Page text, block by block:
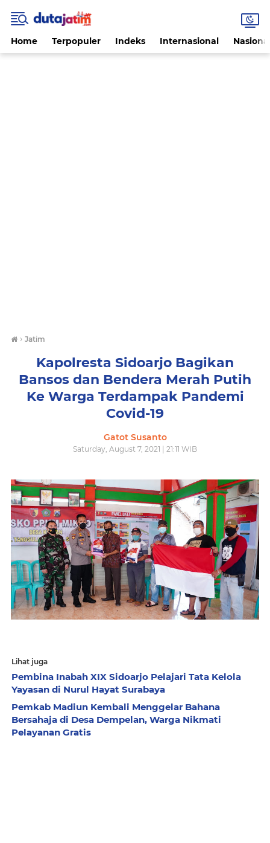
Home Terpopuler Indeks Internasional
› Jatim
Kapolresta Sidoarjo Bagikan
Bansos dan Bendera Merah Putih
Ke Warga Terdampak Pandemi
Covid-19
Gatot Susanto
Saturday, August 7, 2021 | 21:11 WIB
Lihat juga
Pembina Inabah XIX Sidoarjo Pelajari Tata Kelola
Yayasan di Nurul Hayat Surabaya
Pemkab Madiun Kembali Menggelar Bahana
Bersahaja di Desa Dempelan, Warga Nikmati
Pelayanan Gratis